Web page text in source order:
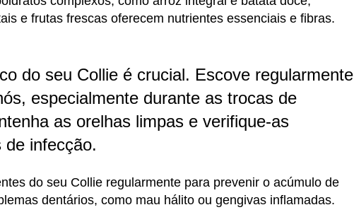
e frutas frescas oferecem nutrientes essenciais e fibras.
do seu Collie é crucial. Escove regularmente
especialmente durante as trocas de
as orelhas limpas e verifique-as
de infecção.
do seu Collie regularmente para prevenir o acúmulo de
dentários, como mau hálito ou gengivas inflamadas.